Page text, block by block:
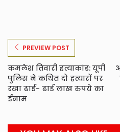
PREVIEW POST
कमलेश तिवारी हत्याकांड: यूपी
पुलिस ने कथित दो हत्यारों पर
रखा ढाई- ढाई लाख रुपये का
ईनाम